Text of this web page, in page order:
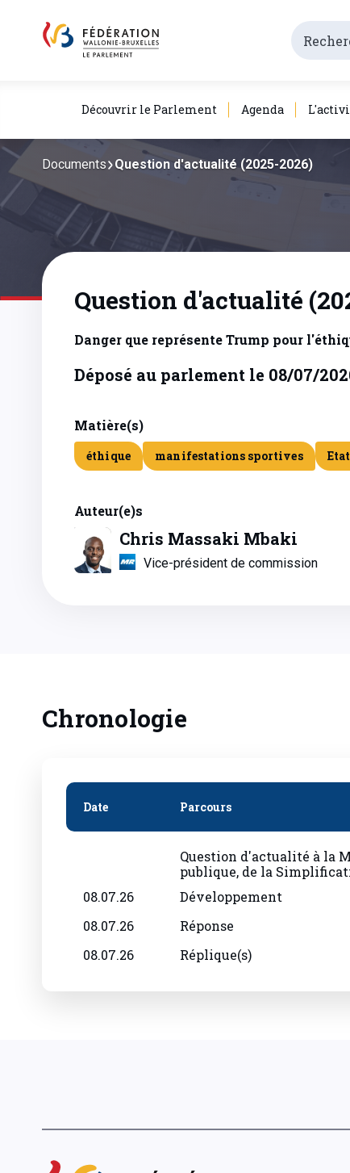
Découvrir le Parlement Agenda
Documents Question d'actualité (2025-2026)
Question d'actualité
Danger que représente Trump pour
Déposé au parlement le 08/07/
Matière(s)
éthique manifestations sportives
Auteur(e)s
Chris Massaki Mbaki
Vice-président de commission
Chronologie
Date Parcours
Question d'actualité à la
publique, de la
08.07.26
Développement
08.07.26
Réponse
08.07.26
Réplique(s)